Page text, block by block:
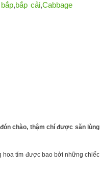
,bắp cải,Cabbage
chào, thậm chí được săn lùng
hoa tím được bao bởi những chiếc